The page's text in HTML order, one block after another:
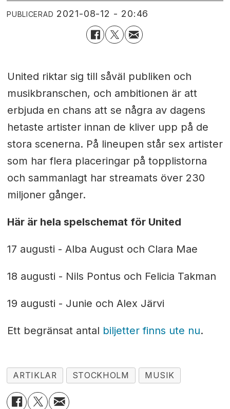
PUBLICERAD 2021-08-12 - 20:46
United riktar sig till såväl publiken och
musikbranschen, och ambitionen är att
erbjuda en chans att se några av dagens
hetaste artister innan de kliver upp på de
stora scenerna. På lineupen står sex artister
som har flera placeringar på topplistorna
och sammanlagt har streamats över 230
miljoner gånger.
Här är hela spelschemat för United
17 augusti - Alba August och Clara Mae
18 augusti - Nils Pontus och Felicia Takman
19 augusti - Junie och Alex Järvi
Ett begränsat antal biljetter finns ute nu.
ARTIKLAR STOCKHOLM MUSIK